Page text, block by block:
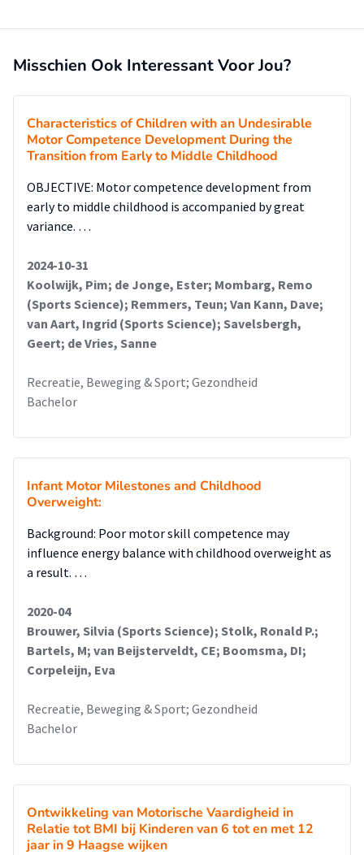
Misschien Ook Interessant Voor Jou?
Characteristics of Children with an Undesirable
Motor Competence Development During the
Transition from Early to Middle Childhood
OBJECTIVE: Motor competence development from
early to middle childhood is accompanied by great
variance. …
2024-10-31
Koolwijk, Pim; de Jonge, Ester; Mombarg, Remo
(Sports Science); Remmers, Teun; Van Kann, Dave;
van Aart, Ingrid (Sports Science); Savelsbergh,
Geert; de Vries, Sanne
Recreatie, Beweging & Sport; Gezondheid
Bachelor
Infant Motor Milestones and Childhood
Overweight:
Background: Poor motor skill competence may
influence energy balance with childhood overweight as
a result. …
2020-04
Brouwer, Silvia (Sports Science); Stolk, Ronald P.;
Bartels, M; van Beijsterveldt, CE; Boomsma, DI;
Corpeleijn, Eva
Recreatie, Beweging & Sport; Gezondheid
Bachelor
Ontwikkeling van Motorische Vaardigheid in
Relatie tot BMI bij Kinderen van 6 tot en met 12
jaar in 9 Haagse wijken